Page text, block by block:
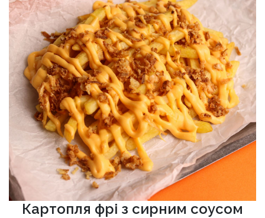
Картопля фрі з сирним соусом